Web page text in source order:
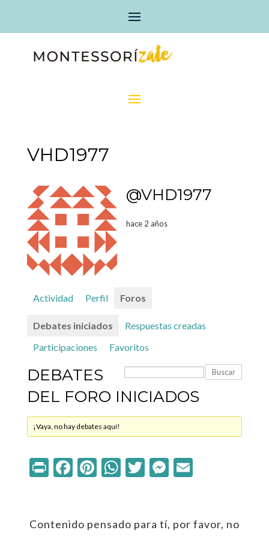
VHD1977
@VHD1977
hace 2 años
Actividad Perfil Foros
Debates iniciados
Respuestas creadas
Participaciones
Favoritos
DEBATES
DEL FORO INICIADOS
¡Vaya, no hay debates aquí!
PrintFacebook
Pinterest
WhatsApp
Twitter
Messenger
Email
Contenido pensado para tí, por favor, no